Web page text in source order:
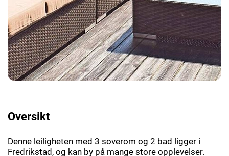
Oversikt
Denne leiligheten med 3 soverom og 2 bad ligger i
Fredrikstad, og kan by på mange store opplevelser.